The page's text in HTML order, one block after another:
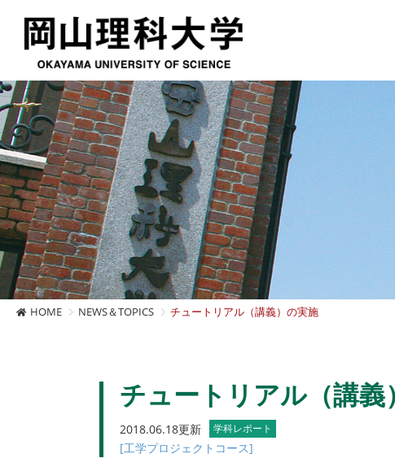
HOME NEWS＆TOPICS チュートリアル（講義）の実施
チュートリアル（講義
2018.06.18更新 学科レポート
[工学プロジェクトコース]